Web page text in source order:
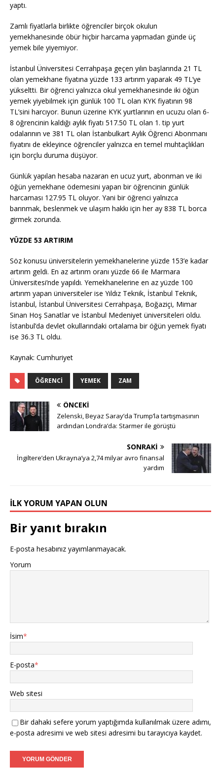
yaptı.
Zamlı fiyatlarla birlikte öğrenciler birçok okulun
yemekhanesinde öbür hiçbir harcama yapmadan günde üç
yemek bile yiyemiyor.
İstanbul Üniversitesi Cerrahpaşa geçen yılın başlarında 21 TL
olan yemekhane fiyatına yüzde 133 artırım yaparak 49 TL’ye
yükseltti. Bir öğrenci yalnızca okul yemekhanesinde iki öğün
yemek yiyebilmek için günlük 100 TL olan KYK fiyatının 98
TL’sini harcıyor. Bunun üzerine KYK yurtlarının en ucuzu olan 6-
8 öğrencinin kaldığı aylık fiyatı 517.50 TL olan 1. tip yurt
odalarının ve 381 TL olan İstanbulkart Aylık Öğrenci Abonmanı
fiyatını de ekleyince öğrenciler yalnızca en temel muhtaçlıkları
için borçlu duruma düşüyor.
Günlük yapılan hesaba nazaran en ucuz yurt, abonman ve iki
öğün yemekhane ödemesini yapan bir öğrencinin günlük
harcaması 127.95 TL oluyor. Yani bir öğrenci yalnızca
barınmak, beslenmek ve ulaşım hakkı için her ay 838 TL borca
girmek zorunda.
YÜZDE 53 ARTIRIM
Söz konusu üniversitelerin yemekhanelerine yüzde 153’e kadar
artırım geldi. En az artırım oranı yüzde 66 ile Marmara
Üniversitesi’nde yapıldı. Yemekhanelerine en az yüzde 100
artırım yapan üniversiteler ise Yıldız Teknik, İstanbul Teknik,
İstanbul, İstanbul Üniversitesi Cerrahpaşa, Boğaziçi, Mimar
Sinan Hoş Sanatlar ve İstanbul Medeniyet üniversiteleri oldu.
İstanbul’da devlet okullarındaki ortalama bir öğün yemek fiyatı
ise 36.3 TL oldu.
Kaynak: Cumhuriyet
ÖĞRENCI YEMEK ZAM
ÖNCEKI
Zelenski, Beyaz Saray’da Trump’la tartışmasının
ardından Londra’da: Starmer ile görüştü
SONRAKI
İngiltere’den Ukrayna’ya 2,74 milyar avro finansal
yardım
İLK YORUM YAPAN OLUN
Bir yanıt bırakın
E-posta hesabınız yayımlanmayacak.
Yorum
İsim*
E-posta*
Web sitesi
Bir dahaki sefere yorum yaptığımda kullanılmak üzere adımı,
e-posta adresimi ve web sitesi adresimi bu tarayıcıya kaydet.